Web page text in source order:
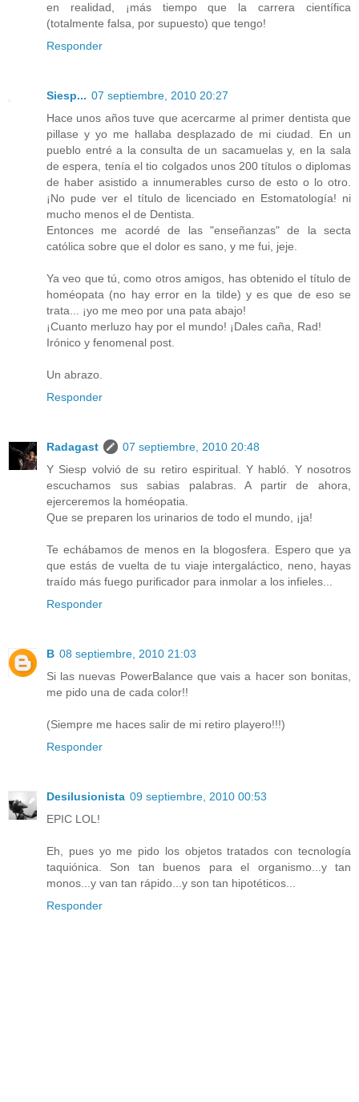
en realidad, ¡más tiempo que la carrera científica
(totalmente falsa, por supuesto) que tengo!
Responder
Siesp... 07 septiembre, 2010 20:27
Hace unos años tuve que acercarme al primer dentista que
pillase y yo me hallaba desplazado de mi ciudad. En un
pueblo entré a la consulta de un sacamuelas y, en la sala
de espera, tenía el tio colgados unos 200 títulos o diplomas
de haber asistido a innumerables curso de esto o lo otro.
¡No pude ver el título de licenciado en Estomatología! ni
mucho menos el de Dentista.
Entonces me acordé de las "enseñanzas" de la secta
católica sobre que el dolor es sano, y me fui, jeje.
Ya veo que tú, como otros amigos, has obtenido el título de
homéopata (no hay error en la tilde) y es que de eso se
trata... ¡yo me meo por una pata abajo!
¡Cuanto merluzo hay por el mundo! ¡Dales caña, Rad!
Irónico y fenomenal post.
Un abrazo.
Responder
Radagast
07 septiembre, 2010 20:48
Y Siesp volvió de su retiro espiritual. Y habló. Y nosotros
escuchamos sus sabias palabras. A partir de ahora,
ejerceremos la homéopatia.
Que se preparen los urinarios de todo el mundo, ¡ja!
Te echábamos de menos en la blogosfera. Espero que ya
que estás de vuelta de tu viaje intergaláctico, neno, hayas
traído más fuego purificador para inmolar a los infieles...
Responder
B 08 septiembre, 2010 21:03
Si las nuevas PowerBalance que vais a hacer son bonitas,
me pido una de cada color!!
(Siempre me haces salir de mi retiro playero!!!)
Responder
Desilusionista 09 septiembre, 2010 00:53
EPIC LOL!
Eh, pues yo me pido los objetos tratados con tecnología
taquiónica. Son tan buenos para el organismo...y tan
monos...y van tan rápido...y son tan hipotéticos...
Responder